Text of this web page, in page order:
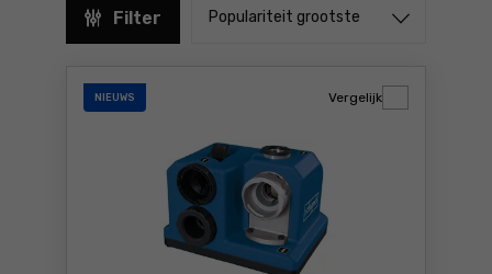
Filter Sorteren uit
Populariteit grootste
NIEUWS Vergelijk